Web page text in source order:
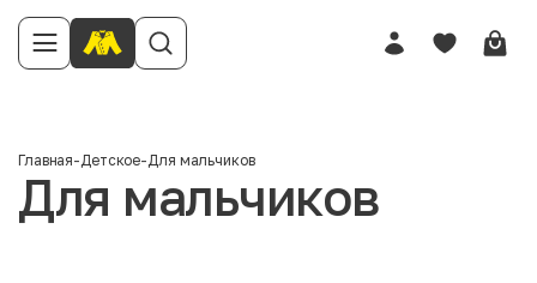
Главная-Детское-Для мальчиков
Для мальчиков